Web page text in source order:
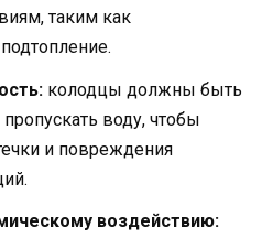
таким как
колодцы должны быть
воду, чтобы
и повреждения
воздействию: